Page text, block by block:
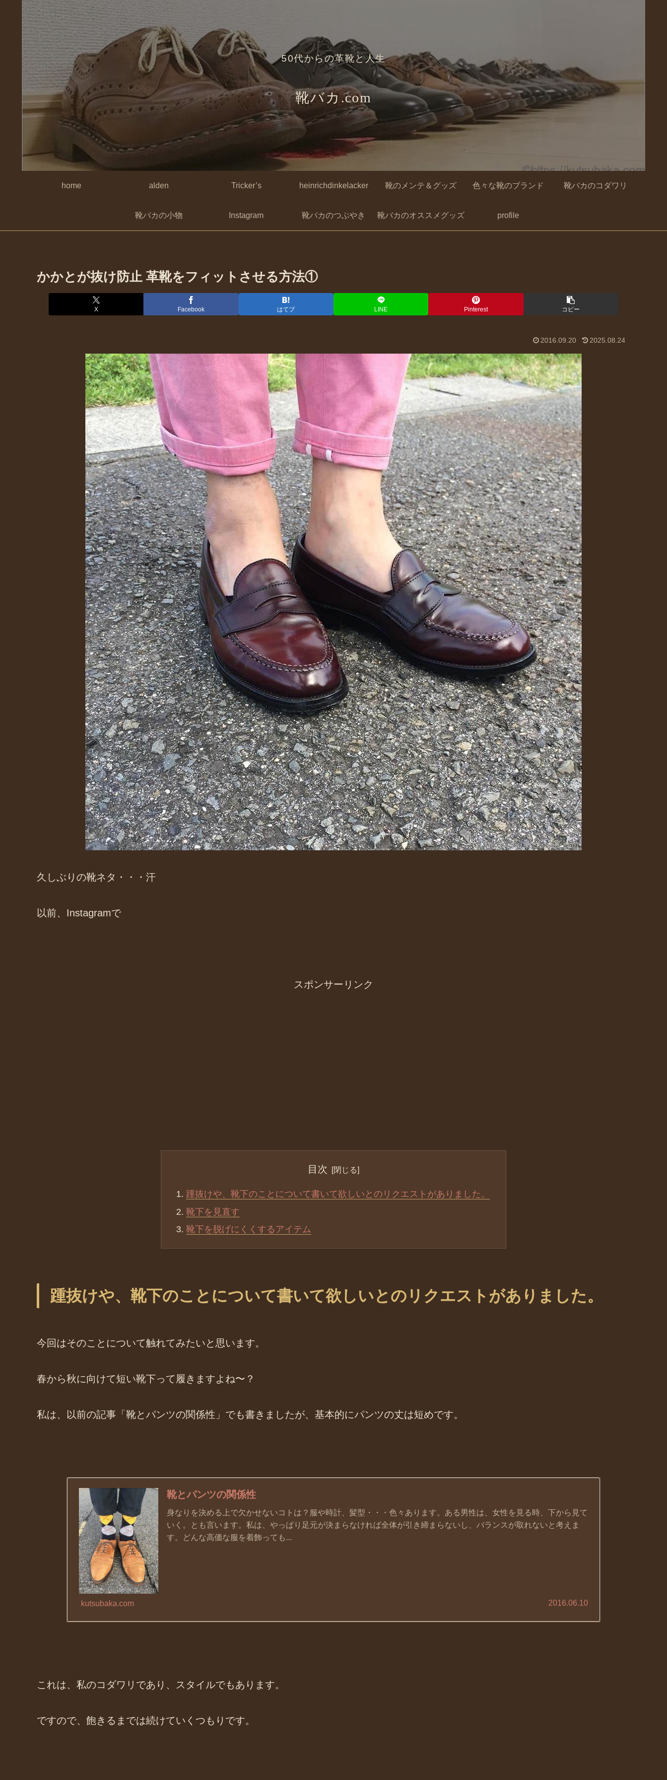
50代からの革靴と人生
靴バカ.com
home alden Tricker’s heinrichdinkelacker 靴のメンテ＆グッズ 色々な靴のブランド 靴バカのコダワリ
靴バカの小物 Instagram 靴バカのつぶやき 靴バカのオススメグッズ profile
かかとが抜け防止 革靴をフィットさせる方法①
X Facebook はてブ LINE Pinterest コピー
2016.09.20 2025.08.24
久しぶりの靴ネタ・・・汗
以前、Instagramで
スポンサーリンク
目次
踵抜けや、靴下のことについて書いて欲しいとのリクエストがありました。
靴下を見直す
靴下を脱げにくくするアイテム
踵抜けや、靴下のことについて書いて欲しいとのリクエストがありました。
今回はそのことについて触れてみたいと思います。
春から秋に向けて短い靴下って履きますよね〜？
私は、以前の記事「靴とパンツの関係性」でも書きましたが、基本的にパンツの丈は短めです。
靴とパンツの関係性
身なりを決める上で欠かせないコトは？服や時計、髪型・・・色々あります。ある男性は、女性を見る時、下から見て
いく。とも言います。私は、やっぱり足元が決まらなければ全体が引き締まらないし、バランスが取れないと考えま
す。どんな高価な服を着飾っても...
kutsubaka.com 2016.06.10
これは、私のコダワリであり、スタイルでもあります。
ですので、飽きるまでは続けていくつもりです。